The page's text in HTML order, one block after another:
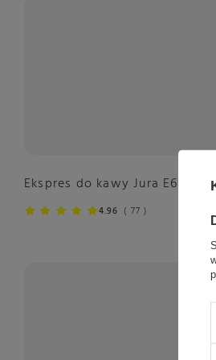
4.96 77
Ekspres do kawy Jura E6 Dark